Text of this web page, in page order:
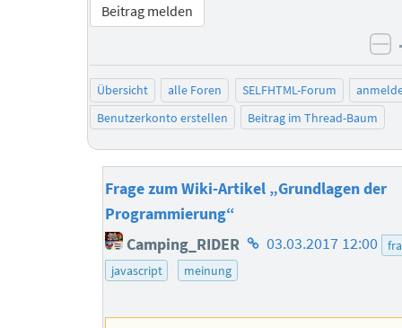
Beitrag melden
Übersicht alle Foren SELFHTML-Forum
Benutzerkonto erstellen
Beitrag im Thread-Baum
Frage zum Wiki-Artikel „Grundlagen der
Programmierung“
Camping_RIDER Homepage
03.03.2017 12:00
javascript
meinung